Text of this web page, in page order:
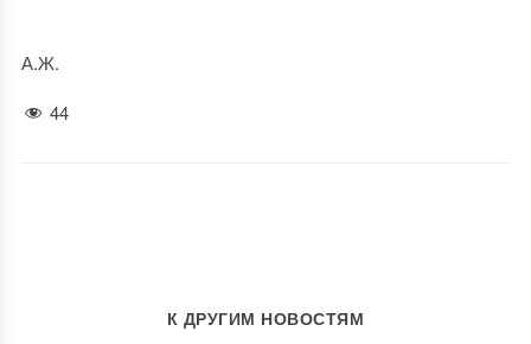
А.Ж.
44
К ДРУГИМ НОВОСТЯМ